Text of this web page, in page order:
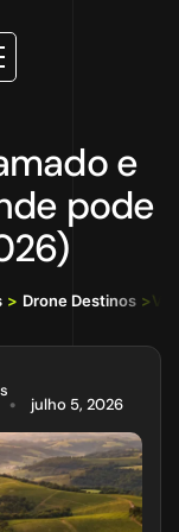
e
pode
> Drone Destinos >
julho 5, 2026